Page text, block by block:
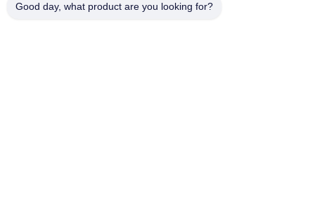
Good day, what product are you looking for?